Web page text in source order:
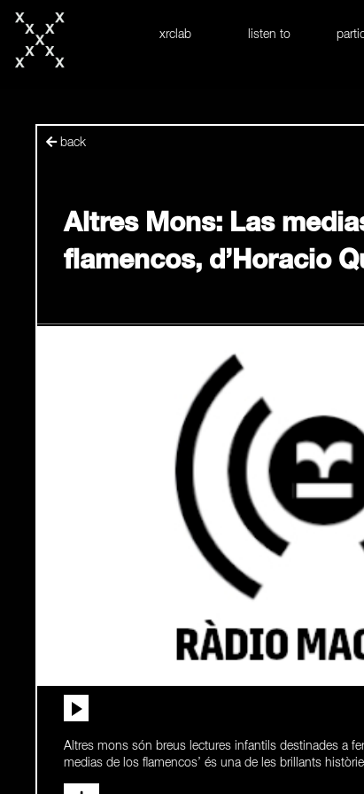
xrclab listen to
back
Altres Mons: Las
flamencos, d’Horacio
Altres mons són breus lectures infantils destinades a
medias de los flamencos’ és una de les brillants